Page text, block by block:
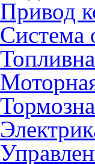
Привод
Система